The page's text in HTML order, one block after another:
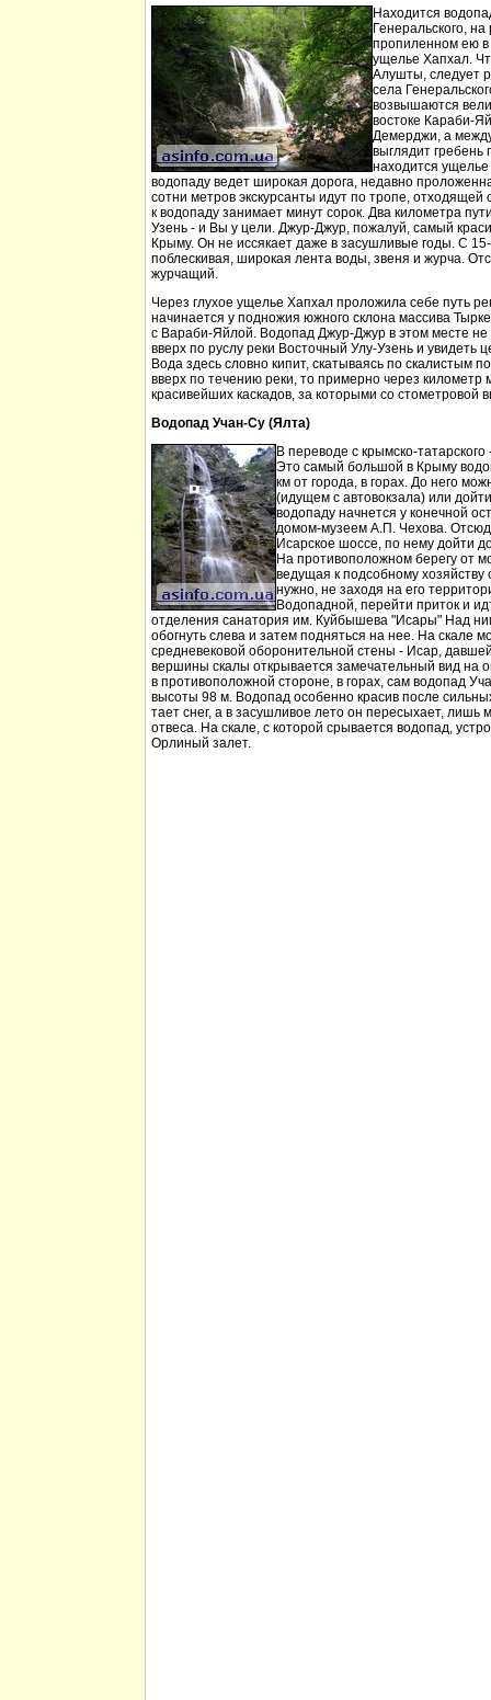
Находится
Генеральского,
пропиленном ею в
ущелье Хапхал.
Алушты, следует
села
возвышаются
востоке Караби-
Демерджи, а
выглядит гребень
находится
водопаду ведет широкая дорога, недавно
сотни метров экскурсанты идут по тропе, отходящей
к водопаду занимает минут сорок. Два километра
Узень - и Вы у цели. Джур-Джур, пожалуй, самый
Крыму. Он не иссякает даже в засушливые годы. С
поблескивая, широкая лента воды, звеня и журча.
журчащий.
Через глухое ущелье Хапхал проложила себе путь
начинается у подножия южного склона массива
с Вараби-Яйлой. Водопад Джур-Джур в этом месте
вверх по руслу реки Восточный Улу-Узень и увидеть
Вода здесь словно кипит, скатываясь по скалистым
вверх по течению реки, то примерно через километр
красивейших каскадов, за которыми со стометровой
Водопад Учан-Су (Ялта)
В переводе с крымско-
Это самый большой в Крыму
км от города, в горах. До него
(идущем с автовокзала) или
водопаду начнется у конечной
домом-музеем А.П. Чехова.
Исарское шоссе, по нему дойти
На противоположном берегу от
ведущая к подсобному
нужно, не заходя на его
Водопадной, перейти приток и
отделения санатория им. Куйбышева "Исары" Над
обогнуть слева и затем подняться на нее. На скале
средневековой оборонительной стены - Исар,
вершины скалы открывается замечательный вид на
в противоположной стороне, в горах, сам водопад
высоты 98 м. Водопад особенно красив после
тает снег, а в засушливое лето он пересыхает, лишь
отвеса. На скале, с которой срывается водопад,
Орлиный залет.